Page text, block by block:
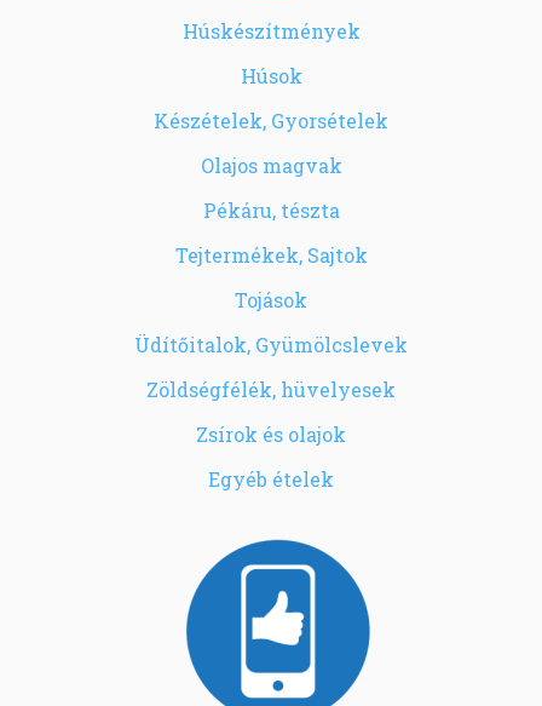
Húskészítmények
Húsok
Készételek, Gyorsételek
Olajos magvak
Pékáru, tészta
Tejtermékek, Sajtok
Tojások
Üdítőitalok, Gyümölcslevek
Zöldségfélék, hüvelyesek
Zsírok és olajok
Egyéb ételek